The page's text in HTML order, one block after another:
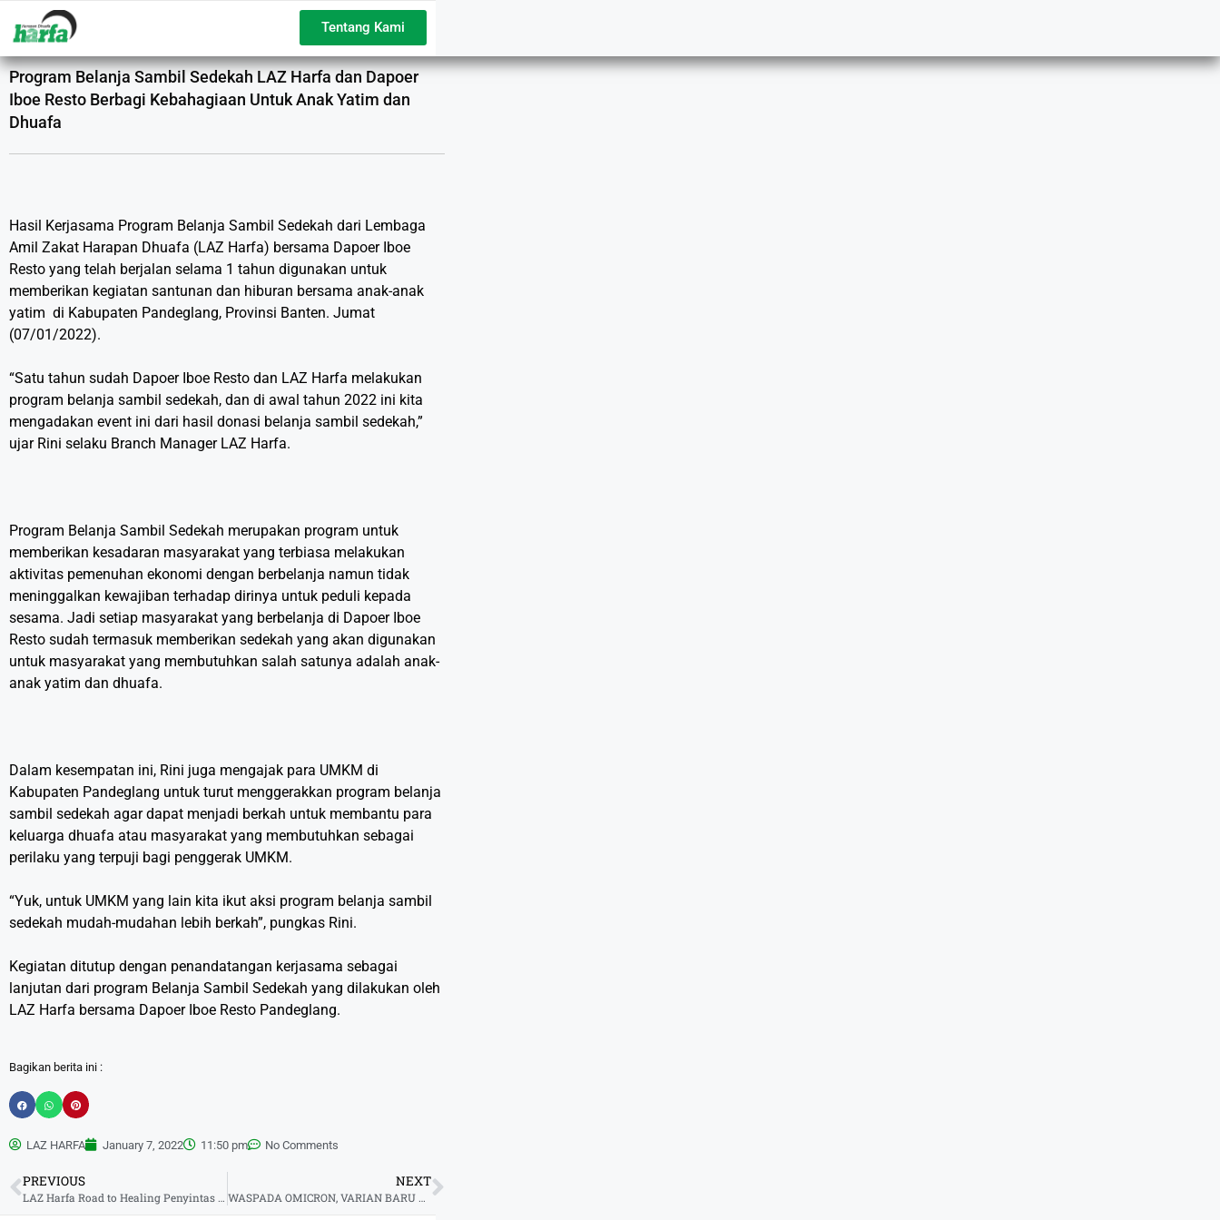
Tentang Kami
Program Belanja Sambil Sedekah LAZ Harfa dan Dapoer
Iboe Resto Berbagi Kebahagiaan Untuk Anak Yatim dan
Dhuafa
Hasil Kerjasama Program Belanja Sambil Sedekah dari Lembaga
Amil Zakat Harapan Dhuafa (LAZ Harfa) bersama Dapoer Iboe
Resto yang telah berjalan selama 1 tahun digunakan untuk
memberikan kegiatan santunan dan hiburan bersama anak-anak
yatim di Kabupaten Pandeglang, Provinsi Banten. Jumat
(07/01/2022).
“Satu tahun sudah Dapoer Iboe Resto dan LAZ Harfa melakukan
program belanja sambil sedekah, dan di awal tahun 2022 ini kita
mengadakan event ini dari hasil donasi belanja sambil sedekah,”
ujar Rini selaku Branch Manager LAZ Harfa.
Program Belanja Sambil Sedekah merupakan program untuk
memberikan kesadaran masyarakat yang terbiasa melakukan
aktivitas pemenuhan ekonomi dengan berbelanja namun tidak
meninggalkan kewajiban terhadap dirinya untuk peduli kepada
sesama. Jadi setiap masyarakat yang berbelanja di Dapoer Iboe
Resto sudah termasuk memberikan sedekah yang akan digunakan
untuk masyarakat yang membutuhkan salah satunya adalah anak-
anak yatim dan dhuafa.
Dalam kesempatan ini, Rini juga mengajak para UMKM di
Kabupaten Pandeglang untuk turut menggerakkan program belanja
sambil sedekah agar dapat menjadi berkah untuk membantu para
keluarga dhuafa atau masyarakat yang membutuhkan sebagai
perilaku yang terpuji bagi penggerak UMKM.
“Yuk, untuk UMKM yang lain kita ikut aksi program belanja sambil
sedekah mudah-mudahan lebih berkah”, pungkas Rini.
Kegiatan ditutup dengan penandatangan kerjasama sebagai
lanjutan dari program Belanja Sambil Sedekah yang dilakukan oleh
LAZ Harfa bersama Dapoer Iboe Resto Pandeglang.
Bagikan berita ini :
LAZ HARFA January 7, 2022 11:50 pm No Comments
PREVIOUS
LAZ Harfa Road to Healing Penyintas Erupsi Gunung Semeru Bersama IDMI Banten
NEXT
WASPADA OMICRON, VARIAN BARU COVID-19 KETAHUI GEJALA DAN PENCEGAHAN PENULARANNYA